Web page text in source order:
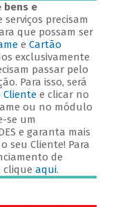
bens e
precisam
que possam ser
eCartão
exclusivamente
passar pelo
Para isso, será
e clicar no
ou no módulo
se um
e garanta mais
seu Cliente! Para
de
cliqueaqui.